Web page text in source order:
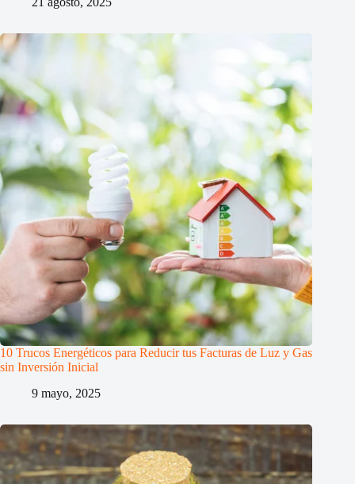
10 Trucos Energéticos para Reducir tus Facturas de Luz y Gas
sin Inversión Inicial
9 mayo, 2025